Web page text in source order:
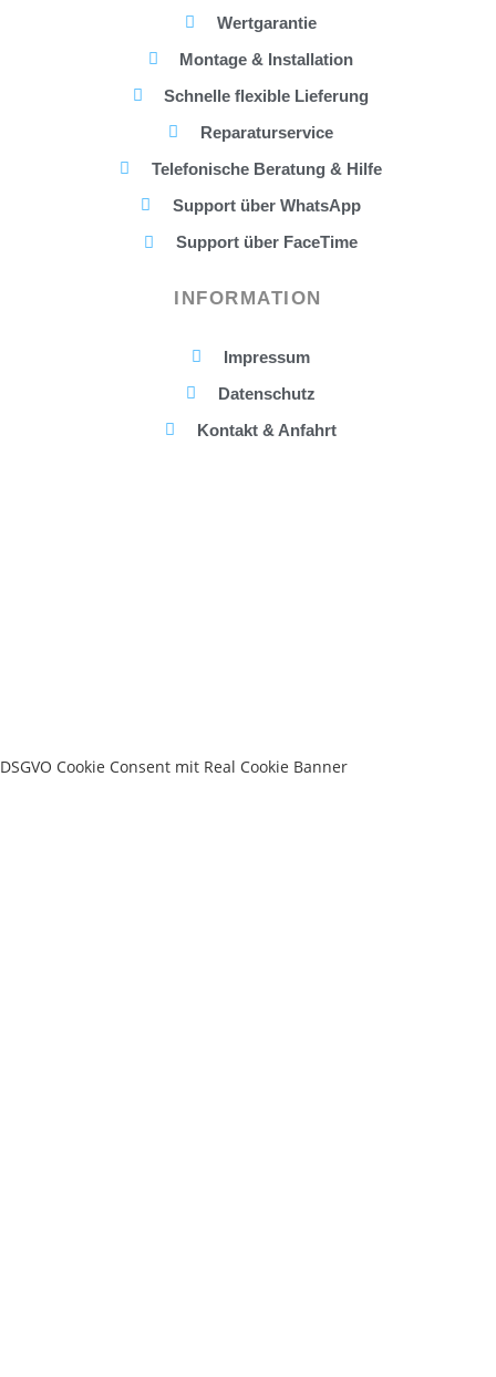
Wertgarantie
Montage & Installation
Schnelle flexible Lieferung
Reparaturservice
Telefonische Beratung & Hilfe
Support über WhatsApp
Support über FaceTime
INFORMATION
Impressum
Datenschutz
Kontakt & Anfahrt
DSGVO Cookie Consent mit Real Cookie Banner